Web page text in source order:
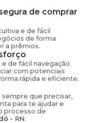
de comprar
e de fácil
de forma
a prêmios.
de fácil navegação
com potenciais
rápida e eficiente.
que precisar,
para te ajudar e
processo de
- RN.